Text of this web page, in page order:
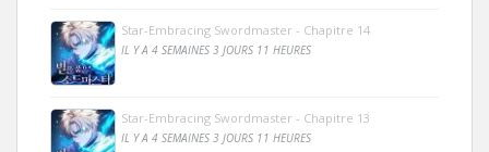
Star-Embracing Swordmaster - Chapitre 14
IL Y A 4 SEMAINES 3 JOURS 11 HEURES
Star-Embracing Swordmaster - Chapitre 13
IL Y A 4 SEMAINES 3 JOURS 11 HEURES